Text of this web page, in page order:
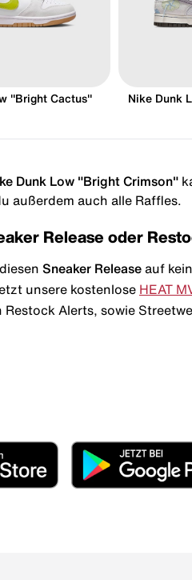
"Bright Cactus" Nike Dunk
Dunk Low "Bright Crimson"
außerdem auch alle Raffles.
Release oder
Sneaker Release auf
unsere kostenlose HEAT
Restock Alerts, sowie